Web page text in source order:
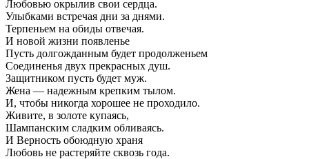
Любовью окрылив свои сердца.
Улыбками встречая дни за днями.
Терпеньем на обиды отвечая.
И новой жизни появленье
Пусть долгожданным будет продолженьем
Соединенья двух прекрасных душ.
Защитником пусть будет муж.
Жена — надежным крепким тылом.
И, чтобы никогда хорошее не проходило.
Живите, в золоте купаясь,
Шампанским сладким обливаясь.
И Верность обоюдную храня
Любовь не растеряйте сквозь года.